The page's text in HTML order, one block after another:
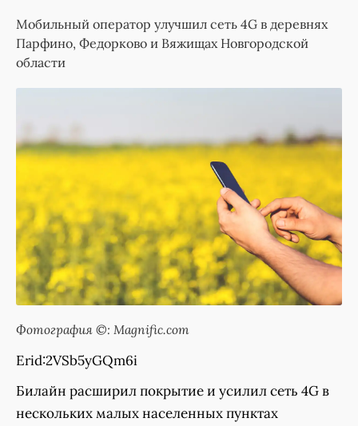
Мобильный оператор улучшил сеть 4G в деревнях
Парфино, Федорково и Вяжищах Новгородской
области
Фотография ©: Magnific.com
Erid:2VSb5yGQm6i
Билайн расширил покрытие и усилил сеть 4G в
нескольких малых населенных пунктах